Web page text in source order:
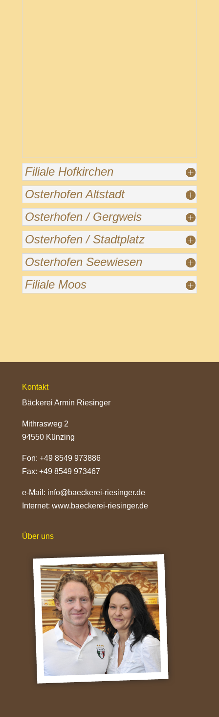
Filiale Hofkirchen
Osterhofen Altstadt
Osterhofen / Gergweis
Osterhofen / Stadtplatz
Osterhofen Seewiesen
Filiale Moos
Kontakt
Bäckerei Armin Riesinger
Mithrasweg 2
94550 Künzing
Fon: +49 8549 973886
Fax: +49 8549 973467
e-Mail: info@baeckerei-riesinger.de
Internet: www.baeckerei-riesinger.de
Über uns